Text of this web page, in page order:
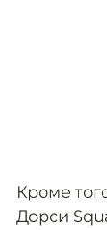
Кроме
Дорси